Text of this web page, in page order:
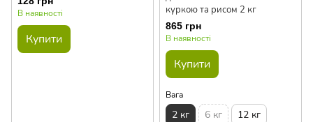
В наявності
Купити
куркою та рисом 2 кг
865 грн
В наявності
Купити
Вага
2 кг 6 кг 12 кг